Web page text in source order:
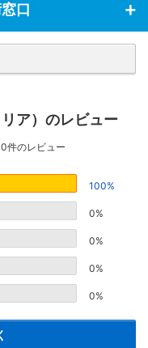
口
ア）のレビュー
5
件のレビュー
100%
0%
0%
0%
0%